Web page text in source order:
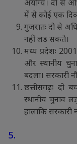
अयोग्य। दो से
में से कोई एक
गुजरातः दो से
नहीं लड़ सकते।
मध्य प्रदेशः
और स्थानीय
बदला। सरकारी
छत्तीसगढ़ः दो
स्थानीय चुनाव
हालांकि
5.